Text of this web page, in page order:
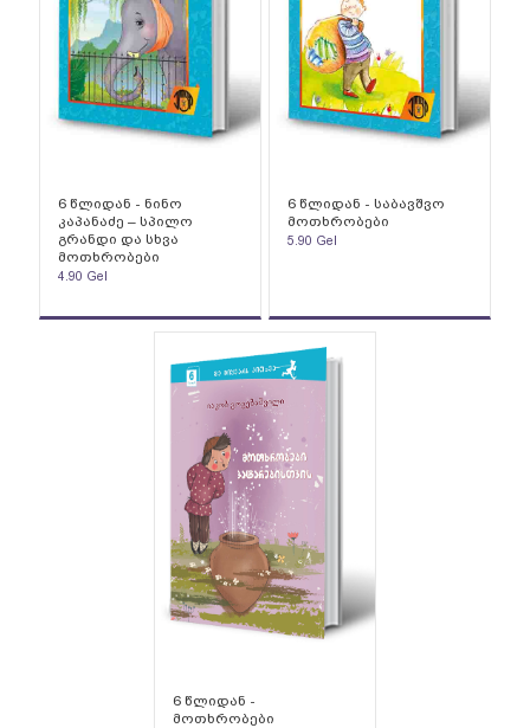
6 წლიდან - ნინო
კაპანაძე – სპილო
გრანდი და სხვა
მოთხრობები
4.90 Gel
6 წლიდან - საბავშვო
მოთხრობები
5.90 Gel
6 წლიდან -
მოთხრობები